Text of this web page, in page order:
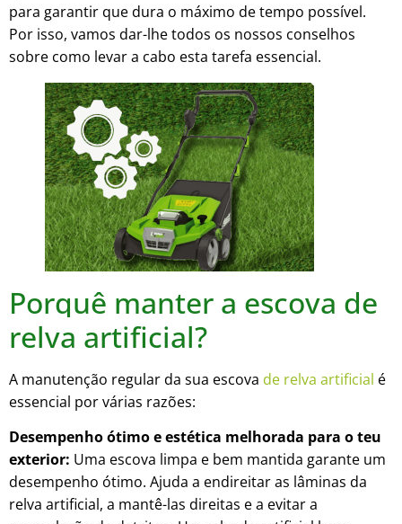
para garantir que dura o máximo de tempo possível.
Por isso, vamos dar-lhe todos os nossos conselhos
sobre como levar a cabo esta tarefa essencial.
Porquê manter a escova de
relva artificial?
A manutenção regular da sua escova de relva artificial é
essencial por várias razões:
Desempenho ótimo e estética melhorada para o teu
exterior: Uma escova limpa e bem mantida garante um
desempenho ótimo. Ajuda a endireitar as lâminas da
relva artificial, a mantê-las direitas e a evitar a